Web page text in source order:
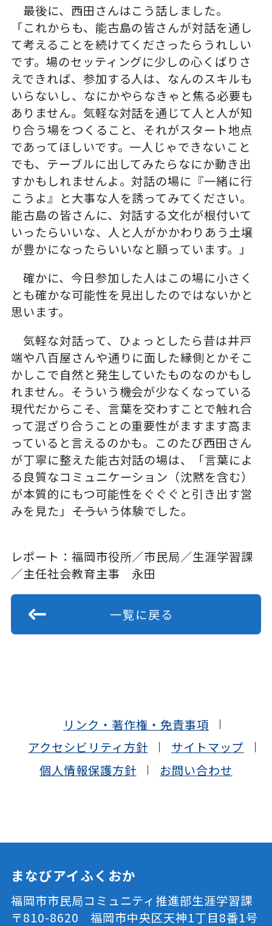
最後に、西田さんはこう話しました。
「これからも、能古島の皆さんが対話を通し
て考えることを続けてくださったらうれしい
です。場のセッティングに少しの心くばりさ
えできれば、参加する人は、なんのスキルも
いらないし、なにかやらなきゃと焦る必要も
ありません。気軽な対話を通じて人と人が知
り合う場をつくること、それがスタート地点
であってほしいです。一人じゃできないこと
でも、テーブルに出してみたらなにか動き出
すかもしれませんよ。対話の場に『一緒に行
こうよ』と大事な人を誘ってみてください。
能古島の皆さんに、対話する文化が根付いて
いったらいいな、人と人がかかわりあう土壌
が豊かになったらいいなと願っています。」
確かに、今日参加した人はこの場に小さく
とも確かな可能性を見出したのではないかと
思います。
気軽な対話って、ひょっとしたら昔は井戸
端や八百屋さんや通りに面した縁側とかそこ
かしこで自然と発生していたものなのかもし
れません。そういう機会が少なくなっている
現代だからこそ、言葉を交わすことで触れ合
って混ざり合うことの重要性がますます高ま
っていると言えるのかも。このたび西田さん
が丁寧に整えた能古対話の場は、「言葉によ
る良質なコミュニケーション（沈黙を含む）
が本質的にもつ可能性をぐぐぐと引き出す営
みを見た」―――そういう体験でした。
レポート：福岡市役所／市民局／生涯学習課
／主任社会教育主事 永田
一覧に戻る
リンク・著作権・免責事項
アクセシビリティ方針
サイトマップ
個人情報保護方針
お問い合わせ
まなびアイふくおか
福岡市市民局コミュニティ推進部生涯学習課
〒810-8620 福岡市中央区天神1丁目8番1号